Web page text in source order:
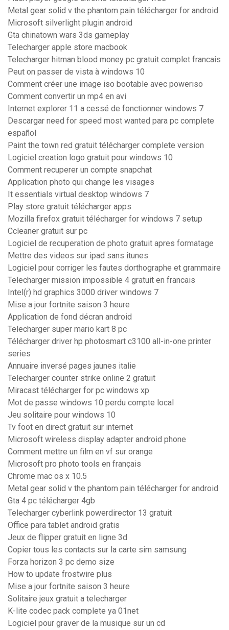
Metal gear solid v the phantom pain télécharger for android
Microsoft silverlight plugin android
Gta chinatown wars 3ds gameplay
Telecharger apple store macbook
Telecharger hitman blood money pc gratuit complet francais
Peut on passer de vista à windows 10
Comment créer une image iso bootable avec poweriso
Comment convertir un mp4 en avi
Internet explorer 11 a cessé de fonctionner windows 7
Descargar need for speed most wanted para pc complete
español
Paint the town red gratuit télécharger complete version
Logiciel creation logo gratuit pour windows 10
Comment recuperer un compte snapchat
Application photo qui change les visages
It essentials virtual desktop windows 7
Play store gratuit télécharger apps
Mozilla firefox gratuit télécharger for windows 7 setup
Ccleaner gratuit sur pc
Logiciel de recuperation de photo gratuit apres formatage
Mettre des videos sur ipad sans itunes
Logiciel pour corriger les fautes dorthographe et grammaire
Telecharger mission impossible 4 gratuit en francais
Intel(r) hd graphics 3000 driver windows 7
Mise a jour fortnite saison 3 heure
Application de fond décran android
Telecharger super mario kart 8 pc
Télécharger driver hp photosmart c3100 all-in-one printer
series
Annuaire inversé pages jaunes italie
Telecharger counter strike online 2 gratuit
Miracast télécharger for pc windows xp
Mot de passe windows 10 perdu compte local
Jeu solitaire pour windows 10
Tv foot en direct gratuit sur internet
Microsoft wireless display adapter android phone
Comment mettre un film en vf sur orange
Microsoft pro photo tools en français
Chrome mac os x 10.5
Metal gear solid v the phantom pain télécharger for android
Gta 4 pc télécharger 4gb
Telecharger cyberlink powerdirector 13 gratuit
Office para tablet android gratis
Jeux de flipper gratuit en ligne 3d
Copier tous les contacts sur la carte sim samsung
Forza horizon 3 pc demo size
How to update frostwire plus
Mise a jour fortnite saison 3 heure
Solitaire jeux gratuit a telecharger
K-lite codec pack complete ya 01net
Logiciel pour graver de la musique sur un cd